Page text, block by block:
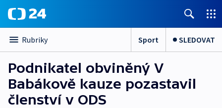
Rubriky Sport SLEDOVAT
Podnikatel obviněný V
Babákově kauze pozastavil
členství v ODS